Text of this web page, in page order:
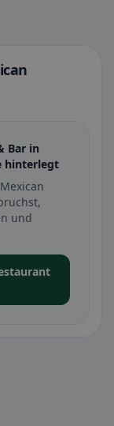
Bar in
hinterlegt
und